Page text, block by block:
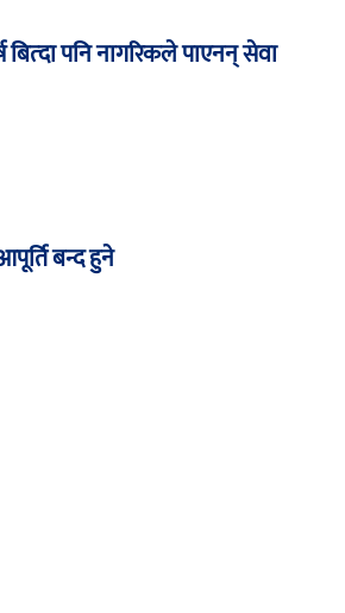
पनि नागरिकले पाएनन् सेवा
बन्द हुने